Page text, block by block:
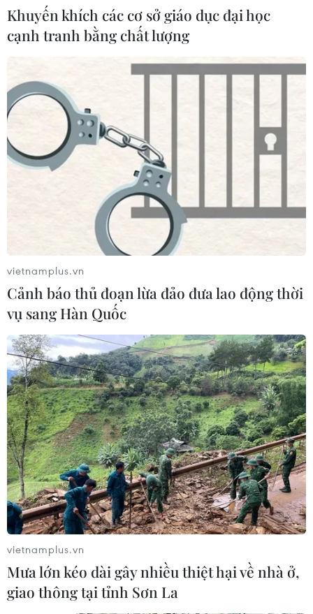
Khuyến khích các cơ sở giáo dục đại học
cạnh tranh bằng chất lượng
vietnamplus.vn
Cảnh báo thủ đoạn lừa đảo đưa lao động thời
vụ sang Hàn Quốc
vietnamplus.vn
Mưa lớn kéo dài gây nhiều thiệt hại về nhà ở,
giao thông tại tỉnh Sơn La